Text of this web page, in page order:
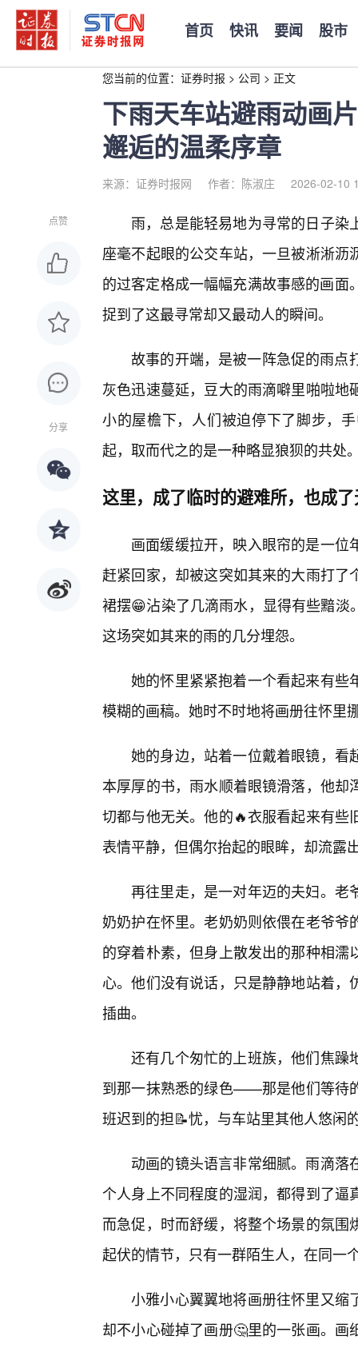
首页 快讯 要闻 股市
您当前的位置： 证券时报 > 公司 > 正文
下雨天车站避雨动画
邂逅的温柔序章
来源：证券时报网 作者：陈淑庄 2026-02-10
点赞
分享
雨，总是能轻易地为寻常的日子
座毫不起眼的公交车站，一旦被淅淅
的过客定格成一幅幅充满故事感的画
捉到了这最寻常却又最动人的瞬间。
故事的开端，是被一阵急促的雨点
灰色迅速蔓延，豆大的雨滴噼里啪啦
小的屋檐下，人们被迫停下了脚步，
起，取而代之的是一种略显狼狈的共处
这里，成了临时的避难所，也成
画面缓缓拉开，映入眼帘的是一
赶紧回家，却被这突如其来的大雨打
裙摆😁沾染了几滴雨水，显得有些黯
这场突如其来的雨的几分埋怨。
她的怀里紧紧抱着一个看起来有些
模糊的画稿。她时不时地将画册往怀里
她的身边，站着一位戴着眼镜，看
本厚厚的书，雨水顺着眼镜滑落，他
切都与他无关。他的🔥衣服看起来有
表情平静，但偶尔抬起的眼眸，却流露
再往里走，是一对年迈的夫妇。老
奶奶护在怀里。老奶奶则依偎在老爷
的穿着朴素，但身上散发出的那种相
心。他们没有说话，只是静静地站着
插曲。
还有几个匆忙的上班族，他们焦躁
到那一抹熟悉的绿色——那是他们等待
班迟到的担📝忧，与车站里其他人悠闲
动画的镜头语言非常细腻。雨滴
个人身上不同程度的湿润，都得到了
而急促，时而舒缓，将整个场景的氛
起伏的情节，只有一群陌生人，在同一
小雅小心翼翼地将画册往怀里又缩
却不小心碰掉了画册🤔里的一张画。